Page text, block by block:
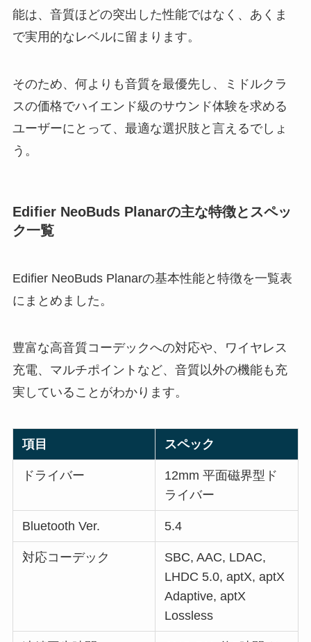
能は、音質ほどの突出した性能ではなく、あくま
で実用的なレベルに留まります。
そのため、何よりも音質を最優先し、ミドルクラ
スの価格でハイエンド級のサウンド体験を求める
ユーザーにとって、最適な選択肢と言えるでしょ
う。
Edifier NeoBuds Planarの主な特徴とスペッ
ク一覧
Edifier NeoBuds Planarの基本性能と特徴を一覧表
にまとめました。
豊富な高音質コーデックへの対応や、ワイヤレス
充電、マルチポイントなど、音質以外の機能も充
実していることがわかります。
項目 スペック
ドライバー
12mm 平面磁界型ド
ライバー
Bluetooth Ver. 5.4
対応コーデック
SBC, AAC, LDAC,
LHDC 5.0, aptX, aptX
Adaptive, aptX
Lossless